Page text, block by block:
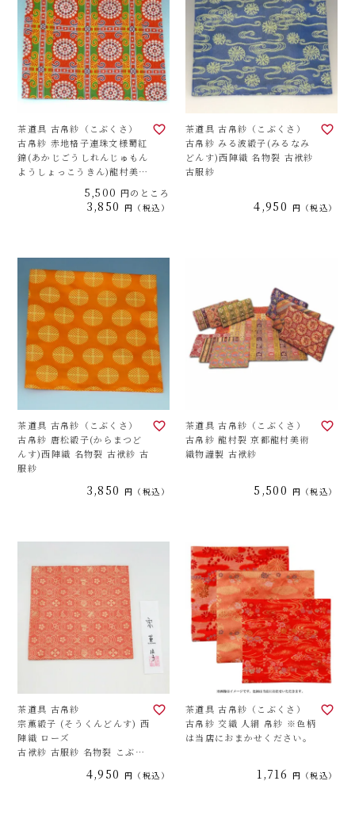
茶道具 古帛紗（こぶくさ）
古帛紗 赤地格子連珠文様蜀紅
錦(あかじごうしれんじゅもん
ようしょっこうきん)龍村美術
織物 名物裂 古袱紗 古服紗
5,500 円のところ
3,850 税込
茶道具 古帛紗（こぶくさ）
古帛紗 みる波緞子(みるなみ
どんす)西陣織 名物裂 古袱紗
古服紗
4,950 税込
茶道具 古帛紗（こぶくさ）
古帛紗 唐松緞子(からまつど
んす)西陣織 名物裂 古袱紗 古
服紗
3,850 税込
茶道具 古帛紗（こぶくさ）
古帛紗 龍村裂 京都龍村美術
織物謹製 古袱紗
5,500 税込
茶道具 古帛紗
宗薫緞子 (そうくんどんす) 西
陣織 ローズ
古袱紗 古服紗 名物裂 こぶく
4,950 税込
茶道具 古帛紗（こぶくさ）
古帛紗 交織 人絹 帛紗 ※色柄
は当店におまかせください。
1,716 税込